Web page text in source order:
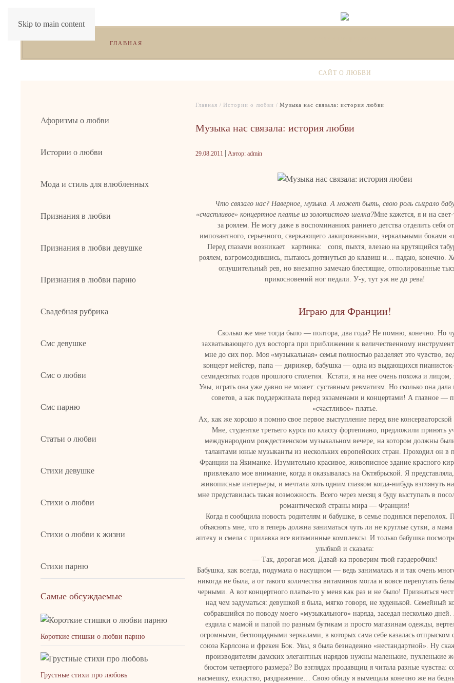
Skip to main content
ГЛАВНАЯ
САЙТ О ЛЮБВИ
Афоризмы о любви
Истории о любви
Мода и стиль для влюбленных
Признания в любви
Признания в любви девушке
Признания в любви парню
Свадебная рубрика
Смс девушке
Смс о любви
Смс парню
Статьи о любви
Стихи девушке
Стихи о любви
Стихи о любви к жизни
Стихи парню
Самые обсуждаемые
Короткие стишки о любви парню
Грустные стихи про любовь
Главная Истории о любви Музыка нас связала: история любви
Музыка нас связала: история любви
29.08.2011 | Автор: admin
Что связало нас? Наверное, музыка. А может быть, свою роль сыграло
«счастливое» концертное платье из золотистого шелка?Мне кажется, я и на
за роялем. Не могу даже в воспоминаниях раннего детства отделить себя
импозантного, серьезного, сверкающего лакированными, зеркальными боками
Перед глазами возникает картинка: сопя, пыхтя, влезаю на крутящийся
роялем, взгромоздившись, пытаюсь дотянуться до клавиш и… падаю, конечно.
оглушительный рев, но внезапно замечаю блестящие, отполированные
прикосновений ног педали. У-у, тут уж не до рева!
Играю для Франции!
Сколько же мне тогда было — полтора, два года? Не помню, конечно. Но
захватывающего дух восторга при приближении к величественному
мне до сих пор. Моя «музыкальная» семья полностью разделяет это чувство,
концерт мейстер, папа — дирижер, бабушка — одна из выдающихся
семидесятых годов прошлого столетия. Кстати, я на нее очень похожа и
Увы, играть она уже давно не может: суставным ревматизм. Но сколько она
советов, а как поддерживала перед экзаменами и концертами! А главное —
«счастливое» платье.
Ах, как же хорошо я помню свое первое выступление перед вне консерваторской
Мне, студентке третьего курса по классу фортепиано, предложили принять
международном рождественском музыкальном вечере, на котором должны
талантами юные музыканты из нескольких европейских стран. Проходил он в
Франции на Якиманке. Изумительно красивое, живописное здание красного
привлекало мое внимание, когда я оказывалась на Октябрьской. Я
живописные интерьеры, и мечтала хоть одним глазком когда-нибудь взглянуть
мне представилась такая возможность. Всего через месяц я буду выступать в
романтической страны мира — Франции!
Когда я сообщила новость родителям и бабушке, в семье поднялся переполох.
объяснять мне, что я теперь должна заниматься чуть ли не круглые сутки, а
аптеку и смела с прилавка все витаминные комплексы. И только бабушка
улыбкой и сказала:
— Так, дорогая моя. Давай-ка проверим твой гардеробчик!
Бабушка, как всегда, подумала о насущном — ведь занималась я и так очень
никогда не была, а от такого количества витаминов могла и вовсе перепутать
черными. А вот концертного платья-то у меня как раз и не было! Признаться
над чем задуматься: девушкой я была, мягко говоря, не худенькой. Семейный
собравшийся по поводу моего «музыкального» наряда, заседал несколько
ездила с мамой и папой по разным бутикам и просто магазинам одежды,
огромными, беспощадными зеркалами, в которых сама себе казалась отпрыском
союза Карлсона и фрекен Бок. Увы, я была безнадежно «нестандартной». Ну
производителям дамских элегантных нарядов нужны маленькие, пухленькие
бюстом четвертого размера? Во взглядах продавщиц я читала разные чувства:
насмешку, ехидство, раздражение… Свою обиду я вымещала конечно же на